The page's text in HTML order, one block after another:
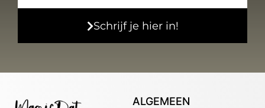
Schrijf je hier in!
ALGEMEEN